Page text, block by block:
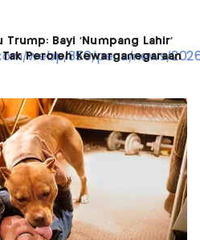
Trump: Bayi 'Numpang Lahir'
Peroleh Kewarganegaraan